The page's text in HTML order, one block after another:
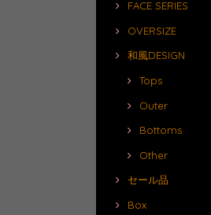
FACE SERIES
OVERSIZE
和風DESIGN
Tops
Outer
Bottoms
Other
セール品
Box